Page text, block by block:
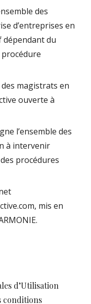
des
d’entreprises en
dépendant du
des magistrats en
ouverte à
l’ensemble des
à intervenir
procédures
mis en
d’Utilisation
conditions